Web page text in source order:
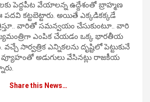
పెద్దపీట వేయాలన్న ఉద్దేశంతో బ్రాహ్మణ
కట్టబెట్టారు. అయితే ఎక్కడికక్కడే
వారితో సమన్వయం చేసుకుంటూ.. వారి
ఎంపిక చేయడం ఒక్క భారతీయ
సార్వత్రిక ఎన్నికలను దృష్టిలో పెట్టుకునే
అడుగులు వేసినట్లు రాజకీయ
Share this News…